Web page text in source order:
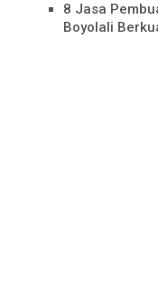
8 Jasa
Boyolali